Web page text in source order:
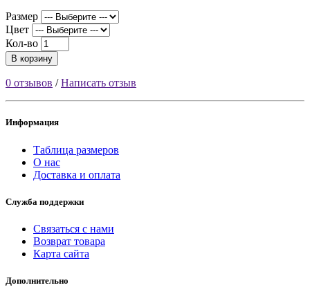
Размер
Цвет
Кол-во
В корзину
0 отзывов /Написать отзыв
Информация
Таблица размеров
О нас
Доставка и оплата
Служба поддержки
Связаться с нами
Возврат товара
Карта сайта
Дополнительно